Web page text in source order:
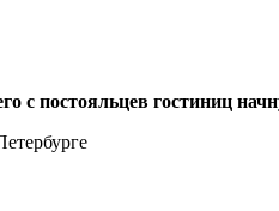
с постояльцев гостиниц